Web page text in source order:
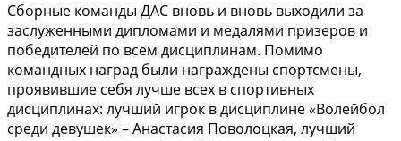
Сборные команды ДАС вновь и вновь выходили за
заслуженными дипломами и медалями призеров и
победителей по всем дисциплинам. Помимо
командных наград были награждены спортсмены,
проявившие себя лучше всех в спортивных
дисциплинах: лучший игрок в дисциплине «Волейбол
среди девушек» – Анастасия Поволоцкая, лучший